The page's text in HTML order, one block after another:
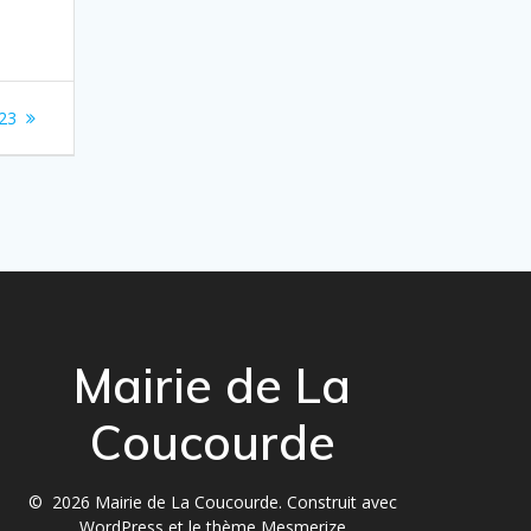
Mairie de La
Coucourde
© 2026 Mairie de La Coucourde. Construit avec